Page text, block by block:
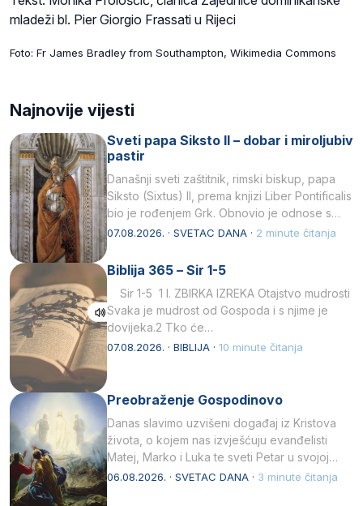
mladeži bl. Pier Giorgio Frassati u Rijeci
Foto: Fr James Bradley from Southampton, Wikimedia Commons
Najnovije vijesti
Sveti papa Siksto II – dobar i miroljubiv
pastir
Današnji sveti zaštitnik, rimski biskup, papa
Siksto (Sixtus) II, prema knjizi Liber Pontificalis
bio je rođenjem Grk. Obnovio je odnose s
afričkim…
07.08.2026. · SVETAC DANA · 2 minute čitanja
Biblija 365 – Sir 1-5
Sir 1-5 1 I. ZBIRKA IZREKA Otajstvo mudrosti
Svaka je mudrost od Gospoda i s njime je
dovijeka.2 Tko će…
07.08.2026. · BIBLIJA · 10 minute čitanja
Preobraženje Gospodinovo
Danas slavimo uzvišeni događaj iz Kristova
života, o kojem nas izvješćuju evanđelisti
Matej, Marko i Luka te sveti Petar u svojoj
drugoj…
06.08.2026. · SVETAC DANA · 3 minute čitanja